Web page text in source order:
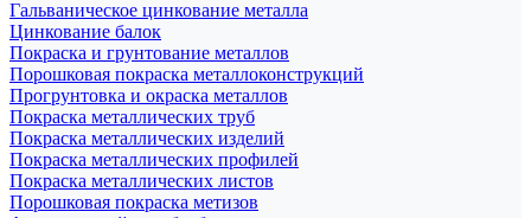
Гальваническое цинкование металла
Цинкование балок
Покраска и грунтование металлов
Порошковая покраска металлоконструкций
Прогрунтовка и окраска металлов
Покраска металлических труб
Покраска металлических изделий
Покраска металлических профилей
Покраска металлических листов
Порошковая покраска метизов